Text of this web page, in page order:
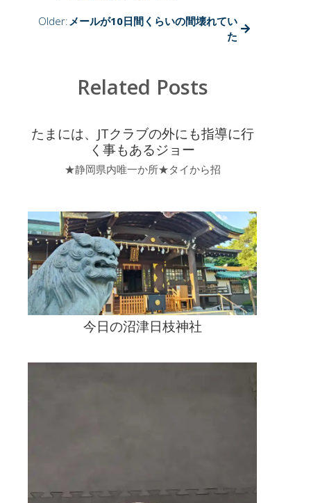
Older:メールが10日間くらいの間壊れてい
た
Related Posts
たまには、JTクラブの外にも指導に行
く事もあるジョー
★静岡県内唯一か所★タイから招
今日の沼津日枝神社